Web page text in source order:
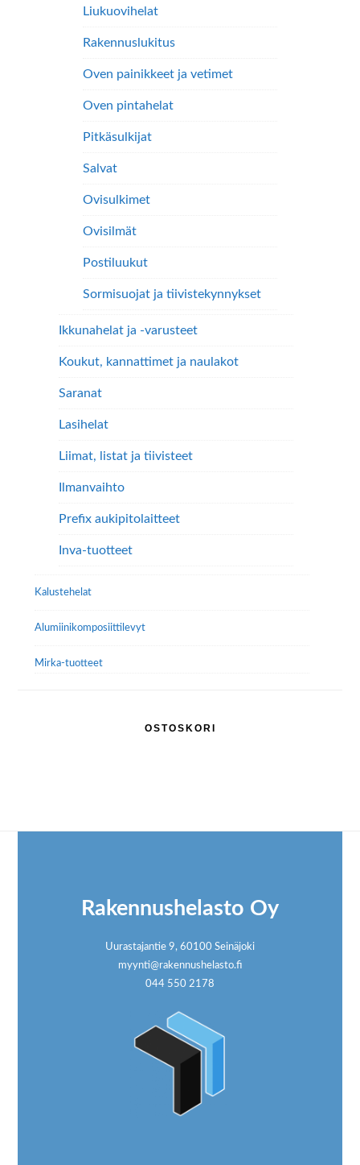
Liukuovihelat
Rakennuslukitus
Oven painikkeet ja vetimet
Oven pintahelat
Pitkäsulkijat
Salvat
Ovisulkimet
Ovisilmät
Postiluukut
Sormisuojat ja tiivistekynnykset
Ikkunahelat ja -varusteet
Koukut, kannattimet ja naulakot
Saranat
Lasihelat
Liimat, listat ja tiivisteet
Ilmanvaihto
Prefix aukipitolaitteet
Inva-tuotteet
Kalustehelat
Alumiini­komposiitti­levyt
Mirka-tuotteet
OSTOSKORI
Rakennushelasto Oy
Uurastajantie 9, 60100 Seinäjoki
myynti@rakennushelasto.fi
044 550 2178